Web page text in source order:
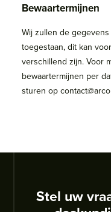
Bewaartermijnen
Wij zullen de
toegestaan, dit kan
verschillend zijn. Voor
bewaartermijnen per
sturen op
Stel uw